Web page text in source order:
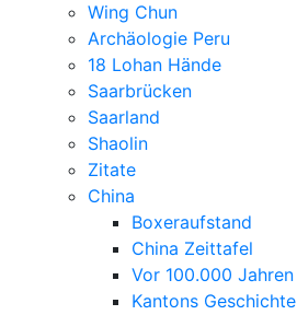
Wing Chun
Archäologie Peru
18 Lohan Hände
Saarbrücken
Saarland
Shaolin
Zitate
China
Boxeraufstand
China Zeittafel
Vor 100.000 Jahren
Kantons Geschichte